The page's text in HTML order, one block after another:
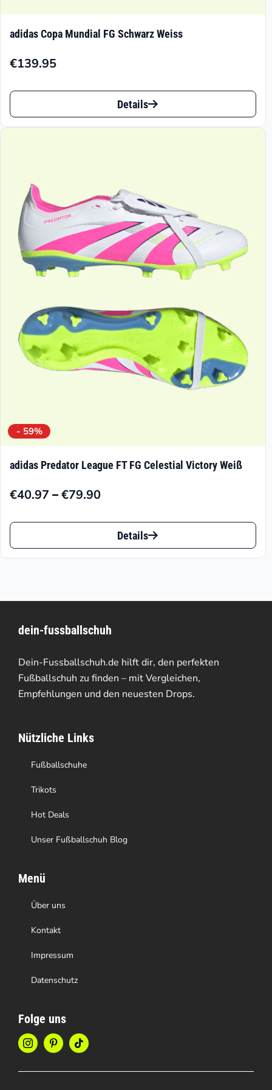
adidas Copa Mundial FG Schwarz Weiss
€139.95
Dieses
Produkt
auf.
Die
Optionen
können
Produktseite
gewählt
Details
- 59%
adidas Predator League FT FG Celestial Victory Weiß
€40.97 –€79.90
Preisspanne:
€40.97
€79.90
Dieses
Produkt
auf.
Die
Optionen
können
der
Produktseite
gewählt
werden
Details
dein-fussballschuh
Dein-Fussballschuh.de hilft dir, den perfekten
Fußballschuh zu finden – mit Vergleichen,
Empfehlungen und den neuesten Drops.
Nützliche Links
Fußballschuhe
Trikots
Hot Deals
Unser Fußballschuh Blog
Menü
Über uns
Kontakt
Impressum
Datenschutz
Folge uns